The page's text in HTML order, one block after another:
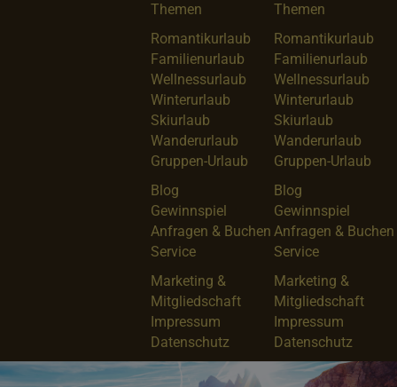
Themen
Romantikurlaub
Familienurlaub
Wellnessurlaub
Winterurlaub
Skiurlaub
Wanderurlaub
Gruppen-Urlaub
Blog
Gewinnspiel
Anfragen & Buchen
Service
Marketing &
Mitgliedschaft
Impressum
Datenschutz
Themen
Romantikurlaub
Familienurlaub
Wellnessurlaub
Winterurlaub
Skiurlaub
Wanderurlaub
Gruppen-Urlaub
Blog
Gewinnspiel
Anfragen & Buchen
Service
Marketing &
Mitgliedschaft
Impressum
Datenschutz